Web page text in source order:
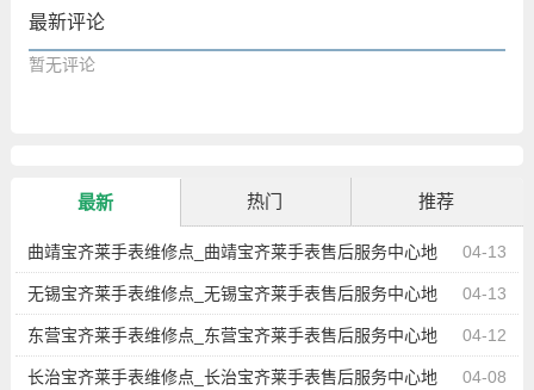
最新评论
暂无评论
最新 热门 推荐
04-13
曲靖宝齐莱手表维修点_曲靖宝齐莱手表售后服务中心地
址查询 04-13
无锡宝齐莱手表维修点_无锡宝齐莱手表售后服务中心地
址查询 04-12
东营宝齐莱手表维修点_东营宝齐莱手表售后服务中心地
址查询 04-08
长治宝齐莱手表维修点_长治宝齐莱手表售后服务中心地